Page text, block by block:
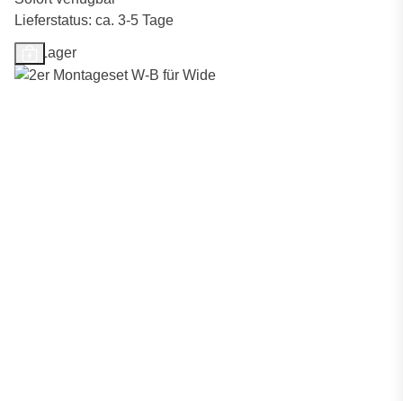
Lieferstatus: ca. 3-5 Tage
Auf Lager